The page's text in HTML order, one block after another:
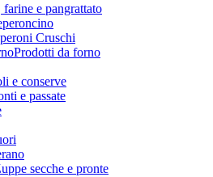
farine e pangrattato
Cruschi
Prodotti da forno
e conserve
e passate
secche e pronte